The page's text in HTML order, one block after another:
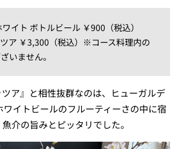
イト ボトルビール ￥900（税込）
ア ￥3,300（税込）※コース料理内の
いません。
ツア』と相性抜群なのは、ヒューガルデ
ワイトビールのフルーティーさの中に宿
介の旨みとピッタリでした。